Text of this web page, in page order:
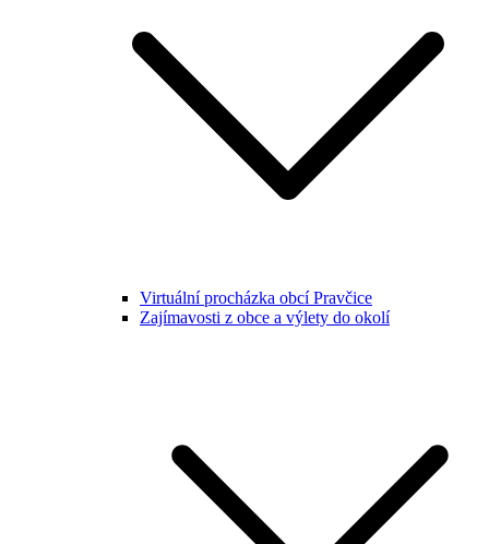
Virtuální procházka obcí Pravčice
Zajímavosti z obce a výlety do okolí